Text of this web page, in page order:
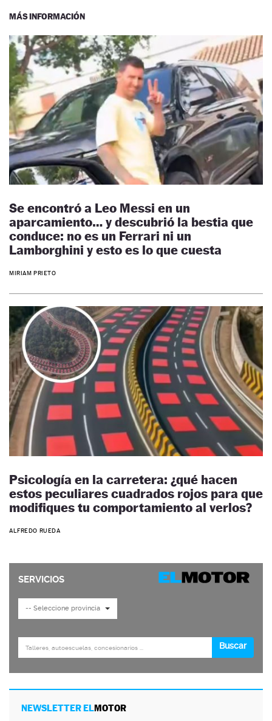
MÁS INFORMACIÓN
Se encontró a Leo Messi en un
aparcamiento… y descubrió la bestia que
conduce: no es un Ferrari ni un
Lamborghini y esto es lo que cuesta
MIRIAM PRIETO
Psicología en la carretera: ¿qué hacen
estos peculiares cuadrados rojos para que
modifiques tu comportamiento al verlos?
ALFREDO RUEDA
NEWSLETTER ELMOTOR